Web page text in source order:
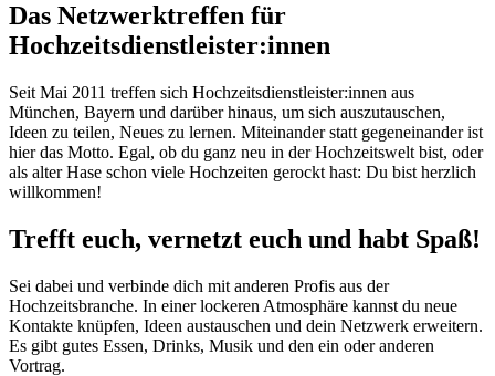
Das Netzwerktreffen für
Hochzeitsdienstleister:innen
Seit Mai 2011 treffen sich Hochzeitsdienstleister:innen aus
München, Bayern und darüber hinaus, um sich auszutauschen,
Ideen zu teilen, Neues zu lernen. Miteinander statt gegeneinander ist
hier das Motto. Egal, ob du ganz neu in der Hochzeitswelt bist, oder
als alter Hase schon viele Hochzeiten gerockt hast: Du bist herzlich
willkommen!
Trefft euch, vernetzt euch und habt Spaß!
Sei dabei und verbinde dich mit anderen Profis aus der
Hochzeitsbranche. In einer lockeren Atmosphäre kannst du neue
Kontakte knüpfen, Ideen austauschen und dein Netzwerk erweitern.
Es gibt gutes Essen, Drinks, Musik und den ein oder anderen
Vortrag.